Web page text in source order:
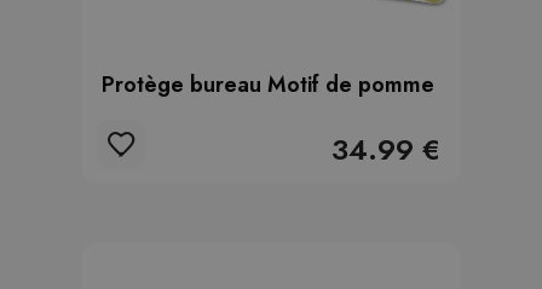
Protège bureau Motif de pomme
34.99 €